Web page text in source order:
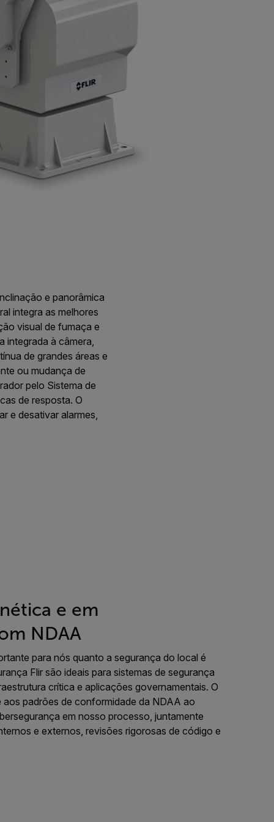
e panorâmica
integra as melhores
visual de fumaça e
à câmera,
de grandes áreas e
ou mudança de
pelo Sistema de
de resposta. O
e desativar alarmes,
e em
NDAA
para nós quanto a segurança do local é
Flir são ideais para sistemas de segurança
crítica e aplicações governamentais. O
padrões de conformidade da NDAA ao
em nosso processo, juntamente
e externos, revisões rigorosas de código e